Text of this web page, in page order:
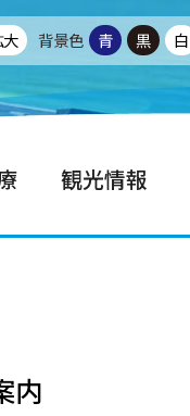
背景色 青 黒 白
観光情報
内